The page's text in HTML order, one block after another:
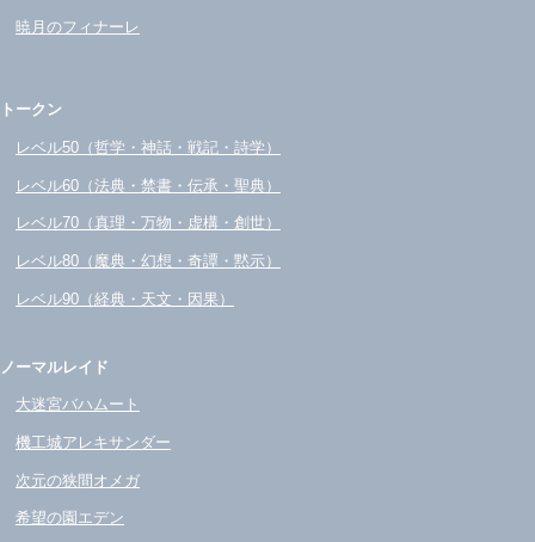
暁月のフィナーレ
トークン
レベル50（哲学・神話・戦記・詩学）
レベル60（法典・禁書・伝承・聖典）
レベル70（真理・万物・虚構・創世）
レベル80（魔典・幻想・奇譚・黙示）
レベル90（経典・天文・因果）
ノーマルレイド
大迷宮バハムート
機工城アレキサンダー
次元の狭間オメガ
希望の園エデン